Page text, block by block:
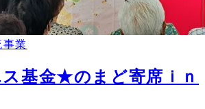
業
基金★のまど寄席ｉｎ